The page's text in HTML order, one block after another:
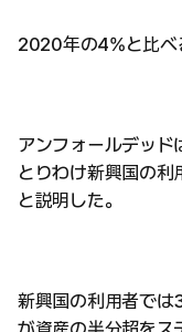
2020年の4%と比べ
アンフォールデッド
とりわけ新興国の
と説明した。
新興国の利用者では